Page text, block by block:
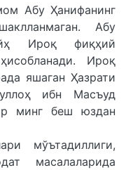
Абу Ҳанифанинг
Абу
Ироқ фиқҳий
Ироқ
яшаган Ҳазрати
ибн Масъуд
минг беш юздан
мўътадиллиги,
масалаларида